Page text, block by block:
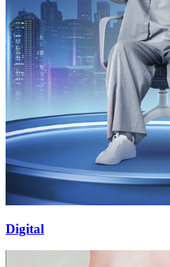
Digital